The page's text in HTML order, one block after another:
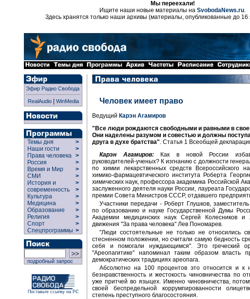
Мы переехали!
Ищите наши новые материалы на SvobodaNews.ru.
Здесь хранятся только наши архивы (материалы, опубликованные до 16
Эфир Радио Свобода
RealAudio| WinMedia
Темы дня
>
Наши гости
>
Права человека >
Россия
>
Время и Мир
>
СМИ
>
История и
современность
>
>
Культура
>
Медицина
>
Образование
>
Религия
>
Спорт
>
Спецпрограммы >
подробный запрос
Поставьте ссылку на РС
Человек имеет право
Ведущий Карэн Агамиров
"Все люди рождаются свободными и равными в
Они наделены разумом и совестью и должны
друга в духе братства" . Статья 1 Всеобщей
Карэн Агамиров:Как в новой России
руководителей-ученых? К изгнанию с должности
по химии лекарственных средств Всероссийского
химико-фармацевтического института Роберта
химических наук, профессора академика Российской
заслуженного деятеля науки России, лауреата
премии Совета Министров СССР, отдавшего
Участники передачи - Роберт Глушков,
по образованию и науке Государственной Думы
Академии медицинских наук Сергей Колесников и
движения "За права человека" Лев Пономарев.
"Люди состоятельные не только не относились
стесненном положении, но считали самую бедность
себя и помогали нуждающимся". Это греческий
"Ареопагитике" напоминал таким образом власть
демократических традициях ареопага.
Абсолютно на 100 процентов это относится и к
безнравственность и жестокость чиновничества по
уже притчей во языцех. Именно чиновничества,
своей беспредельной коррумпированности
степень преступного благосостояния.